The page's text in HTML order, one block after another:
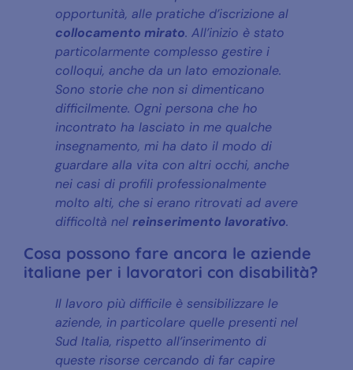
opportunità, alle pratiche d’iscrizione al
collocamento mirato. All’inizio è stato
particolarmente complesso gestire i
colloqui, anche da un lato emozionale.
Sono storie che non si dimenticano
difficilmente. Ogni persona che ho
incontrato ha lasciato in me qualche
insegnamento, mi ha dato il modo di
guardare alla vita con altri occhi, anche
nei casi di profili professionalmente
molto alti, che si erano ritrovati ad avere
difficoltà nel reinserimento lavorativo.
Cosa possono fare ancora le aziende
italiane per i lavoratori con disabilità?
Il lavoro più difficile è sensibilizzare le
aziende, in particolare quelle presenti nel
Sud Italia, rispetto all’inserimento di
queste risorse cercando di far capire